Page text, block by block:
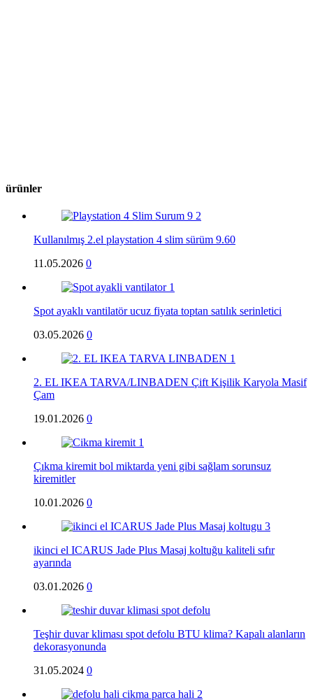
ürünler
Kullanılmış 2.el playstation 4 slim sürüm 9.60
11.05.2026 0
Spot ayaklı vantilatör ucuz fiyata toptan satılık serinletici
03.05.2026 0
2. EL IKEA TARVA/LINBADEN Çift Kişilik Karyola Masif
Çam
19.01.2026 0
Çıkma kiremit bol miktarda yeni gibi sağlam sorunsuz
kiremitler
10.01.2026 0
ikinci el ICARUS Jade Plus Masaj koltuğu kaliteli sıfır
ayarında
03.01.2026 0
Teşhir duvar kliması spot defolu BTU klima? Kapalı alanların
dekorasyonunda
31.05.2024 0